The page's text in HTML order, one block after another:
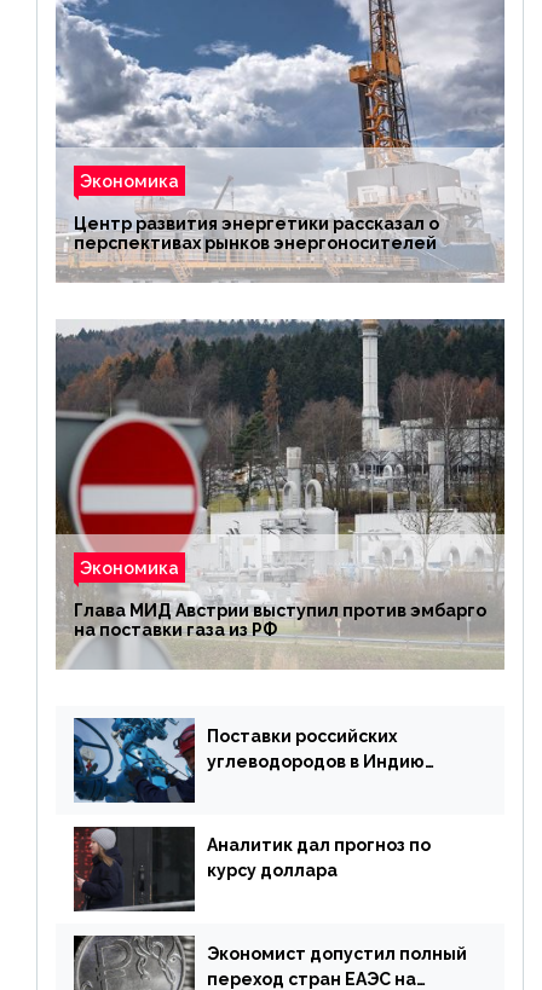
Экономика
Центр развития энергетики рассказал о
перспективах рынков энергоносителей
Экономика
Глава МИД Австрии выступил против эмбарго
на поставки газа из РФ
Поставки российских
углеводородов в Индию
Аналитик дал прогноз по
курсу доллара
Экономист допустил полный
переход стран ЕАЭС на